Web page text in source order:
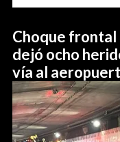
Choque frontal
dejó ocho
vía al